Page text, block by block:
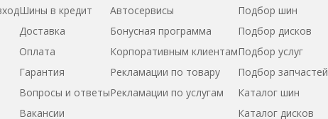
Шины в кредит
Доставка
Оплата
Гарантия
Вопросы и ответы
Вакансии
Автосервисы
Бонусная программа
Корпоративным клиентам
Рекламации по товару
Рекламации по услугам
Подбор шин
Подбор дисков
Подбор услуг
Подбор запчастей
Каталог шин
Каталог дисков